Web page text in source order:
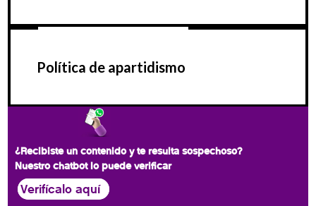
Política de apartidismo
¿Recibiste un contenido y te resulta sospechoso?
Nuestro chatbot lo puede verificar
Verifícalo aquí